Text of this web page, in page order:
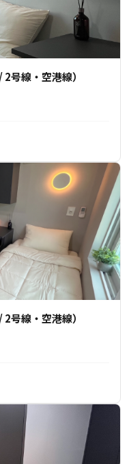
号線・空港線）
号線・空港線）